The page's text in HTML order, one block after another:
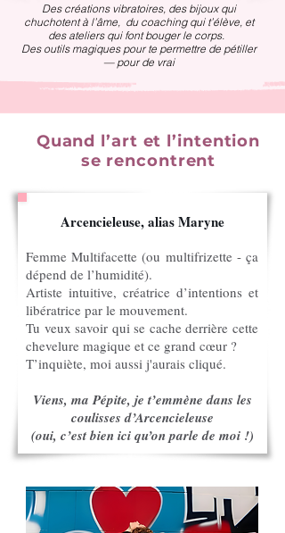
Des créations vibratoires, des bijoux qui
chuchotent à l’âme, du coaching qui t’élève, et
des ateliers qui font bouger le corps.
Des outils magiques pour te permettre de pétiller
— pour de vrai
Quand l’art et l’intention
se rencontrent
Arcencieleuse, alias Maryne
Femme Multifacette (ou multifrizette - ça
dépend de l’humidité).
Artiste intuitive, créatrice d’intentions et
libératrice par le mouvement.
Tu veux savoir qui se cache derrière cette
chevelure magique et ce grand cœur ?
T’inquiète, moi aussi j'aurais cliqué.
Viens, ma Pépite, je t’emmène dans les
coulisses d’Arcencieleuse
(oui, c’est bien ici qu’on parle de moi !)